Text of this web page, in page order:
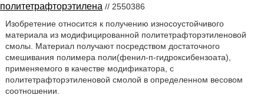
политетрафторэтилена // 2550386
Изобретение относится к получению износоустойчивого
материала из модифицированной политетрафторэтиленовой
смолы. Материал получают посредством достаточного
смешивания полимера поли(фенил-п-гидроксибензоата),
применяемого в качестве модификатора, с
политетрафторэтиленовой смолой в определенном весовом
соотношении.